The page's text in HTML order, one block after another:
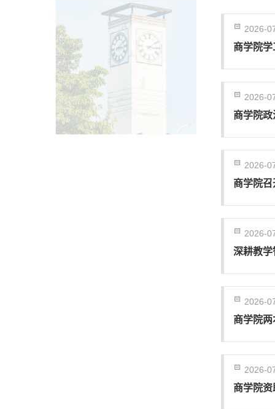
2026-
商学院
2026-
商学院
2026-
商学院
2026-
深耕教学
2026-
商学院
2026-
商学院